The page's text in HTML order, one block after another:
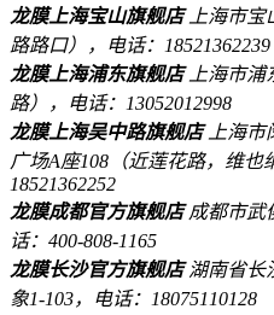
龙膜上海宝山旗舰店 上海市
路路口），电话：18521362239
龙膜上海浦东旗舰店 上海市
路），电话：13052012998
龙膜上海吴中路旗舰店 上海
广场A座108（近莲花路，维也
18521362252
龙膜成都官方旗舰店成都市武
话：400-808-1165
龙膜长沙官方旗舰店湖南省长
象1-103，电话：18075110128